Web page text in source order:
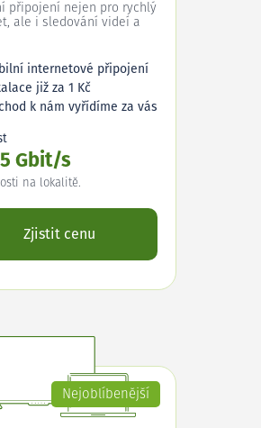
připojení nejen pro rychlý
ale i sledování videí a
internetové připojení
již za 1 Kč
k nám vyřídíme za vás
Gbit/s
na lokalitě.
Zjistit cenu
Nejoblíbenější